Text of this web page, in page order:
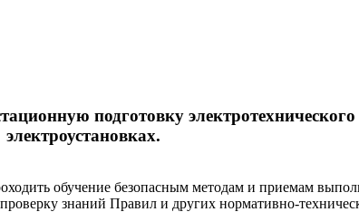
подготовку
электроустановках.
обучение безопасным методам и приемам
знаний Правил и других нормативно-